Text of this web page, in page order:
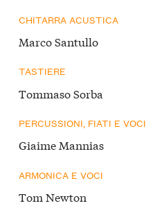
CHITARRA ACUSTICA
Marco Santullo
TASTIERE
Tommaso Sorba
PERCUSSIONI, FIATI E VOCI
Giaime Mannias
ARMONICA E VOCI
Tom Newton